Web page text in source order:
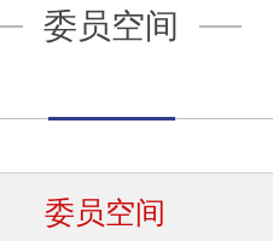
委员空间
委员空间